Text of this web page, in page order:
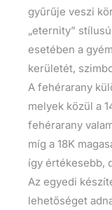
gyűrűje veszi
„eternity”
esetében a
kerületét,
A fehérarany
melyek közül a
fehérarany
míg a 18K
így értékesebb,
Az egyedi
lehetőséget